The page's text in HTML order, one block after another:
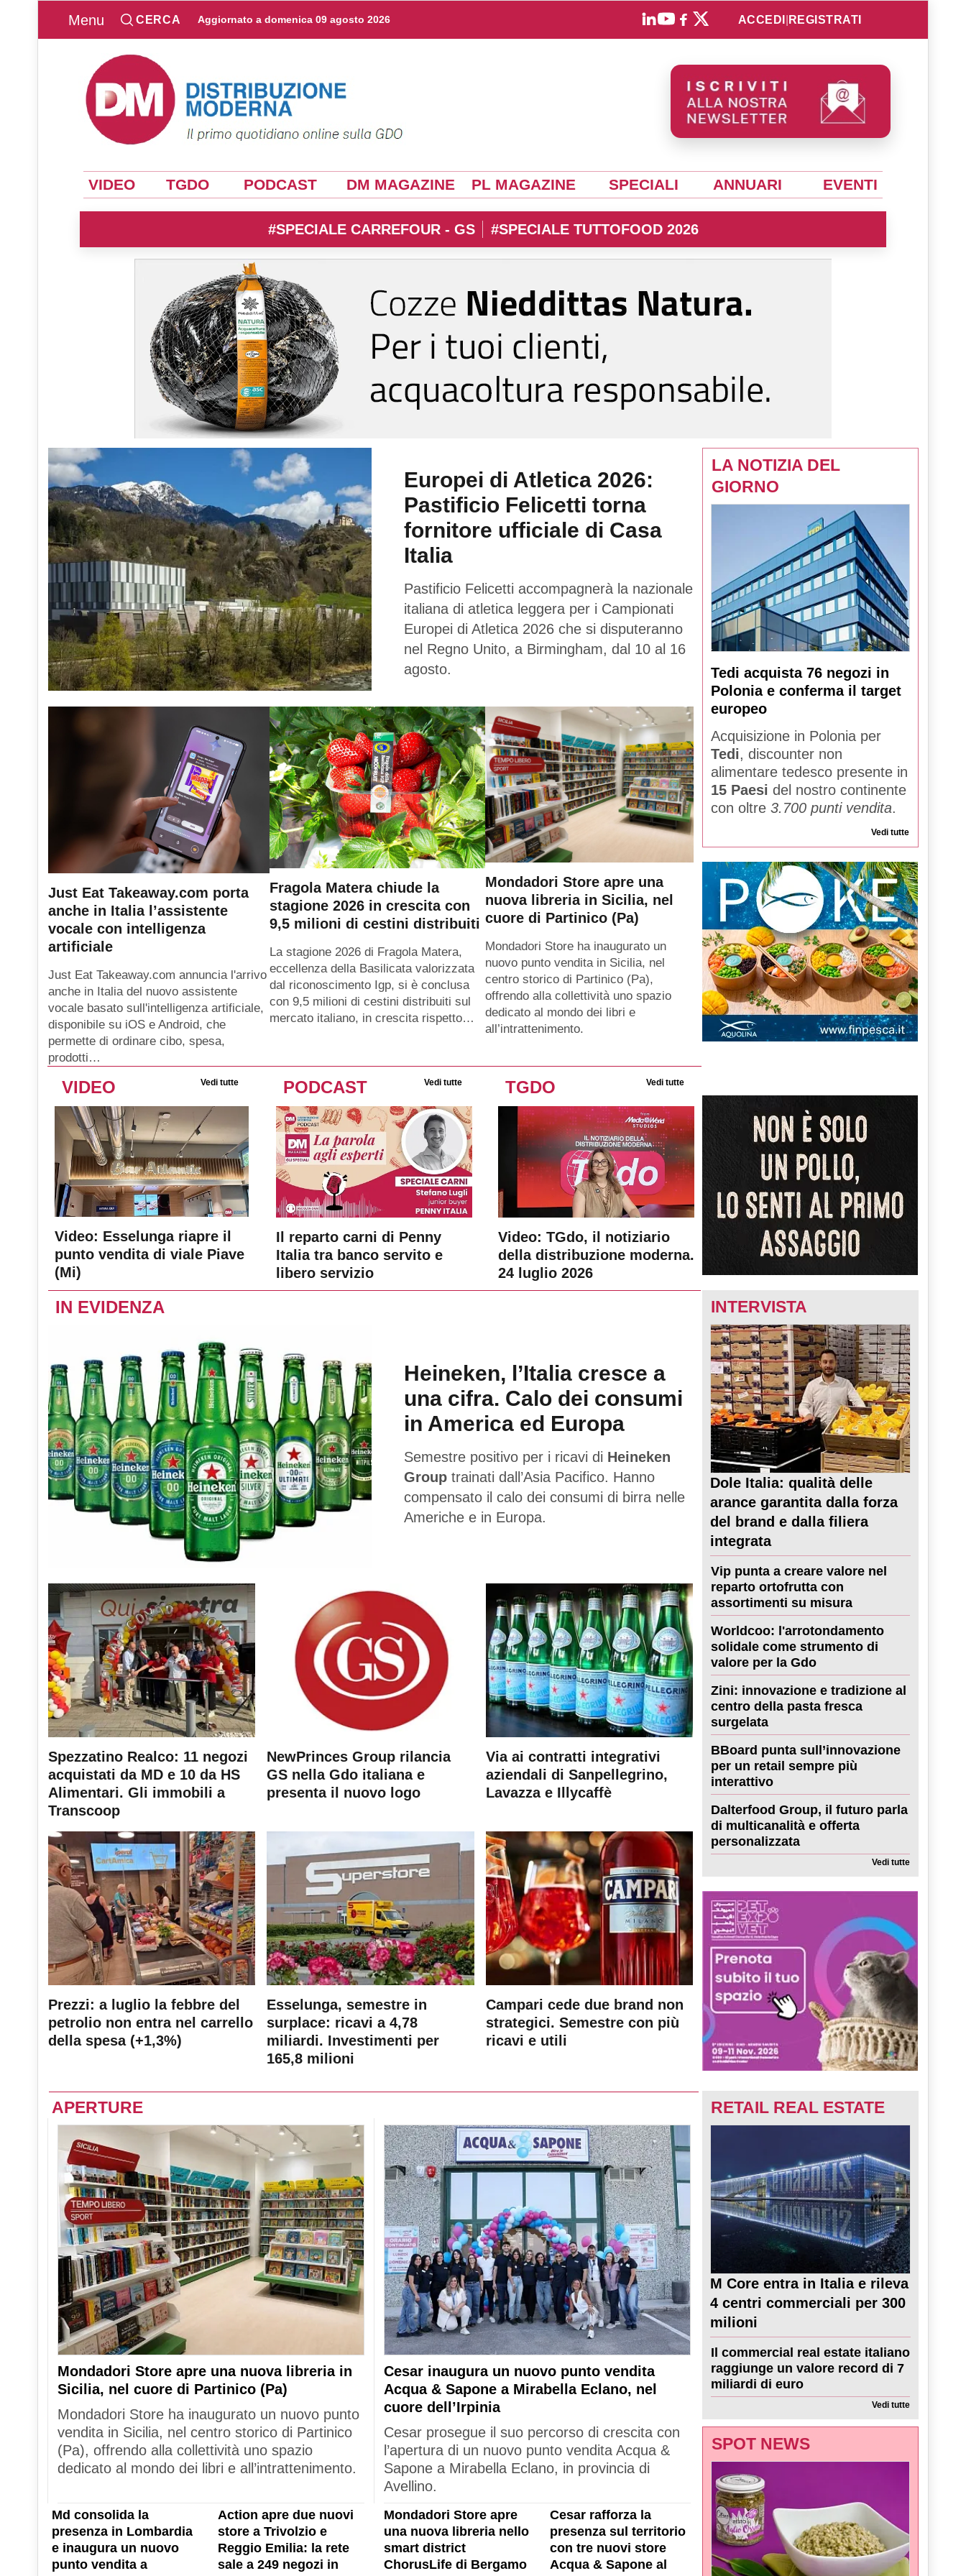
Menu CERCA Aggiornato a domenica 09 agosto 2026 ACCEDI REGISTRATI
VIDEO TGDO PODCAST DM MAGAZINE PL MAGAZINE SPECIALI ANNUARI EVENTI
#SPECIALE CARREFOUR - GS #SPECIALE TUTTOFOOD 2026
Europei di Atletica 2026:
Pastificio Felicetti torna
fornitore ufficiale di Casa
Italia
Pastificio Felicetti accompagnerà la nazionale
italiana di atletica leggera per i Campionati
Europei di Atletica 2026 che si disputeranno
nel Regno Unito, a Birmingham, dal 10 al 16
agosto.
Just Eat Takeaway.com porta
anche in Italia l’assistente
vocale con intelligenza
artificiale
Just Eat Takeaway.com annuncia l'arrivo
anche in Italia del nuovo assistente
vocale basato sull'intelligenza artificiale,
disponibile su iOS e Android, che
permette di ordinare cibo, spesa,
prodotti…
Fragola Matera chiude la
stagione 2026 in crescita con
9,5 milioni di cestini distribuiti
La stagione 2026 di Fragola Matera,
eccellenza della Basilicata valorizzata
dal riconoscimento Igp, si è conclusa
con 9,5 milioni di cestini distribuiti sul
mercato italiano, in crescita rispetto…
Mondadori Store apre una
nuova libreria in Sicilia, nel
cuore di Partinico (Pa)
Mondadori Store ha inaugurato un
nuovo punto vendita in Sicilia, nel
centro storico di Partinico (Pa),
offrendo alla collettività uno spazio
dedicato al mondo dei libri e
all’intrattenimento.
LA NOTIZIA DEL
GIORNO
Tedi acquista 76 negozi in
Polonia e conferma il target
europeo
Acquisizione in Polonia per
Tedi, discounter non
alimentare tedesco presente in
15 Paesi del nostro continente
con oltre 3.700 punti vendita.
Vedi tutte
VIDEO Vedi tutte
Video: Esselunga riapre il
punto vendita di viale Piave
(Mi)
PODCAST Vedi tutte
Il reparto carni di Penny
Italia tra banco servito e
libero servizio
TGDO Vedi tutte
Video: TGdo, il notiziario
della distribuzione moderna.
24 luglio 2026
IN EVIDENZA
Heineken, l’Italia cresce a
una cifra. Calo dei consumi
in America ed Europa
Semestre positivo per i ricavi di Heineken
Group trainati dall’Asia Pacifico. Hanno
compensato il calo dei consumi di birra nelle
Americhe e in Europa.
Spezzatino Realco: 11 negozi
acquistati da MD e 10 da HS
Alimentari. Gli immobili a
Transcoop
NewPrinces Group rilancia
GS nella Gdo italiana e
presenta il nuovo logo
Via ai contratti integrativi
aziendali di Sanpellegrino,
Lavazza e Illycaffè
Prezzi: a luglio la febbre del
petrolio non entra nel carrello
della spesa (+1,3%)
Esselunga, semestre in
surplace: ricavi a 4,78
miliardi. Investimenti per
165,8 milioni
Campari cede due brand non
strategici. Semestre con più
ricavi e utili
INTERVISTA
Dole Italia: qualità delle
arance garantita dalla forza
del brand e dalla filiera
integrata
Vip punta a creare valore nel
reparto ortofrutta con
assortimenti su misura
Worldcoo: l'arrotondamento
solidale come strumento di
valore per la Gdo
Zini: innovazione e tradizione al
centro della pasta fresca
surgelata
BBoard punta sull’innovazione
per un retail sempre più
interattivo
Dalterfood Group, il futuro parla
di multicanalità e offerta
personalizzata
Vedi tutte
APERTURE
Mondadori Store apre una nuova libreria in
Sicilia, nel cuore di Partinico (Pa)
Mondadori Store ha inaugurato un nuovo punto
vendita in Sicilia, nel centro storico di Partinico
(Pa), offrendo alla collettività uno spazio
dedicato al mondo dei libri e all’intrattenimento.
Cesar inaugura un nuovo punto vendita
Acqua & Sapone a Mirabella Eclano, nel
cuore dell’Irpinia
Cesar prosegue il suo percorso di crescita con
l’apertura di un nuovo punto vendita Acqua &
Sapone a Mirabella Eclano, in provincia di
Avellino.
Md consolida la
presenza in Lombardia
e inaugura un nuovo
punto vendita a
Action apre due nuovi
store a Trivolzio e
Reggio Emilia: la rete
sale a 249 negozi in
Mondadori Store apre
una nuova libreria nello
smart district
ChorusLife di Bergamo
Cesar rafforza la
presenza sul territorio
con tre nuovi store
Acqua & Sapone al
RETAIL REAL ESTATE
M Core entra in Italia e rileva
4 centri commerciali per 300
milioni
Il commercial real estate italiano
raggiunge un valore record di 7
miliardi di euro
Vedi tutte
SPOT NEWS